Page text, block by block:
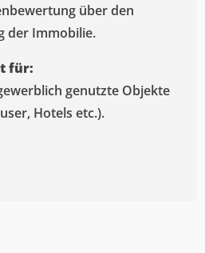
über den
der Immobilie.
für:
genutzte Objekte
Hotels etc.).